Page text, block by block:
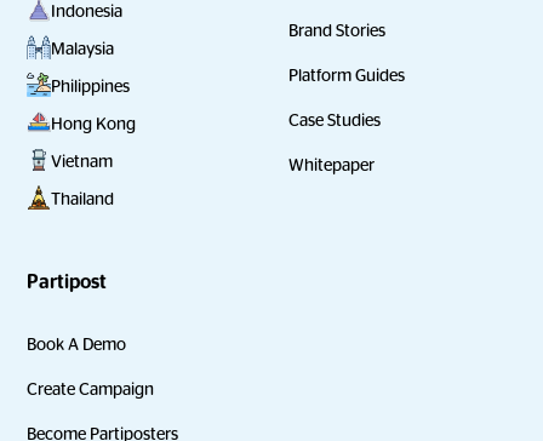
Indonesia
Malaysia
Philippines
Hong Kong
Vietnam
Thailand
Brand Stories
Platform Guides
Case Studies
Whitepaper
Partipost
Book A Demo
Create Campaign
Become Partiposters